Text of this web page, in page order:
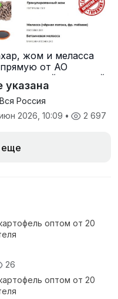
жом и меласса
от АО
сахарный
указана
Вся Россия
2026, 10:09 • 2 697
еще
оптом от 20
26
оптом от 20